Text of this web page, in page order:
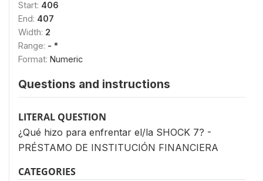
Start: 406
End: 407
Width: 2
Range: - *
Format: Numeric
Questions and instructions
LITERAL QUESTION
¿Qué hizo para enfrentar el/la SHOCK 7? -
PRÉSTAMO DE INSTITUCIÓN FINANCIERA
CATEGORIES